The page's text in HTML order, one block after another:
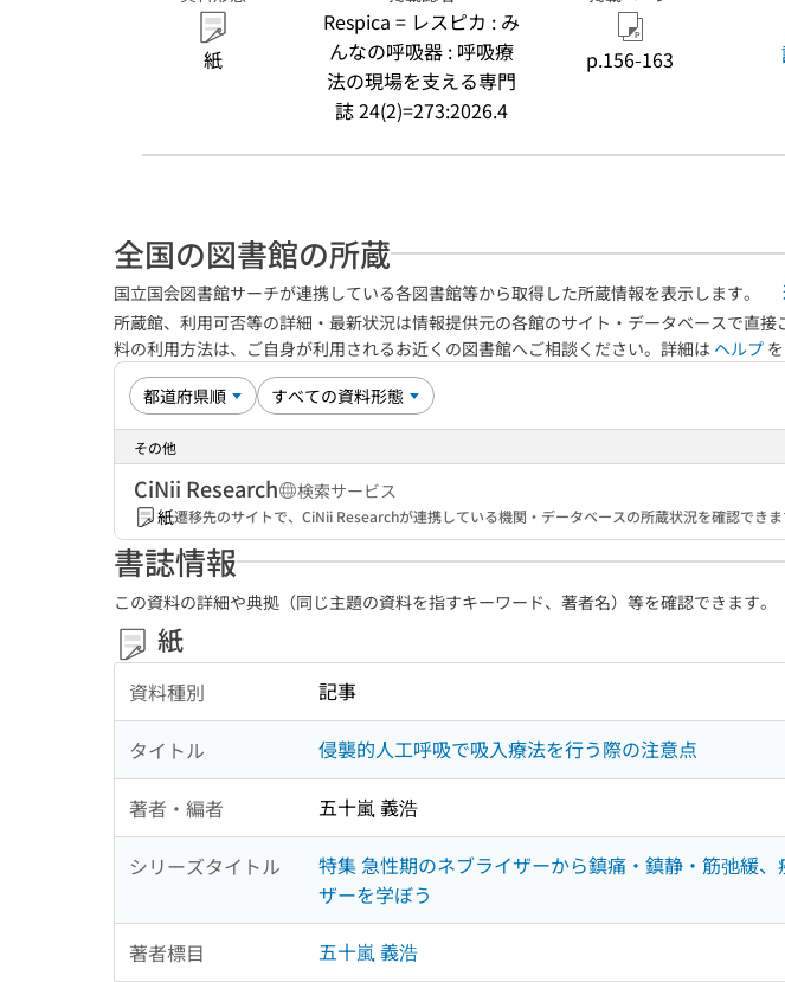
紙
Respica = レスピカ : み
んなの呼吸器 : 呼吸療
法の現場を支える専門
誌 24(2)=273:2026.4
p.156-163
全国の図書館の所蔵
国立国会図書館サーチが連携している各図書館等から取得した所蔵情報を表示します。
所蔵館、利用可否等の詳細・最新状況は情報提供元の各館のサイト・データベースで直
料の利用方法は、ご自身が利用されるお近くの図書館へご相談ください。詳細は ヘルプ
その他
CiNii Research
検索サービス
紙遷移先のサイトで、CiNii Researchが連携している機関・データベースの所蔵状況を確認できま
書誌情報
この資料の詳細や典拠（同じ主題の資料を指すキーワード、著者名）等を確認できます。
紙
資料種別 記事
タイトル 侵襲的人工呼吸で吸入療法を行う際の注意点
著者・編者 五十嵐 義浩
シリーズタイトル
特集 急性期のネブライザーから鎮痛・鎮静・筋弛緩
ザーを学ぼう
著者標目 五十嵐 義浩